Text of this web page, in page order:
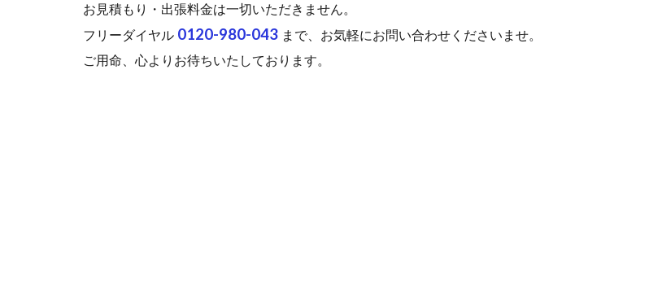
お見積もり・出張料金は一切いただきません。
フリーダイヤル 0120-980-043 まで、お気軽にお問い合わせくださいませ。
ご用命、心よりお待ちいたしております。